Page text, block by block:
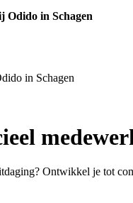
Odido in Schagen
in Schagen
Ontwikkel je tot